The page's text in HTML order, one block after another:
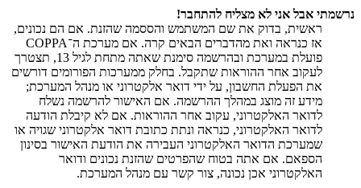
נרשמתי אבל אני לא מצליח להתחבר!
ראשית, בדוק את שם המשתמש והססמה שהזנת. אם הם נכונים,
אז כנראה ואת מהדברים הבאים קרה. אם מערכת ה־COPPA
פועלת במערכת ובהרשמה סימנת שאתה מתחת לגיל 13, תצטרך
לעקוב אחר ההוראות שתקבל. בחלק ממערכות הפורומים דורשים
את הפעלת החשבון, על ידי דואר אלקטרוני או מנהל המערכת;
מידע זה מוצג במהלך ההרשמה. אם האישור להרשמה נשלח
לדואר האלקטרוני, עקוב אחר ההוראות. אם לא קיבלת הודעה
לדואר האלקטרוני, כנראה ונתת כתובת דואר אלקטרוני שגויה או
שמערכת הדואר האלקטרוני העבירה את הודעת האישור בסינון
הספאם. אם אתה בטוח שהפרטים שהזנת נכונים ודואר
האלקטרוני אכן נכונה, צור קשר עם מנהל המערכת.